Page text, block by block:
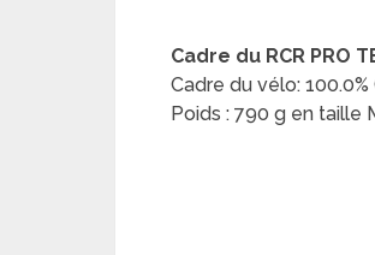
Cadre du RCR PRO
Cadre du vélo: 100.0%
Poids : 790 g en taille